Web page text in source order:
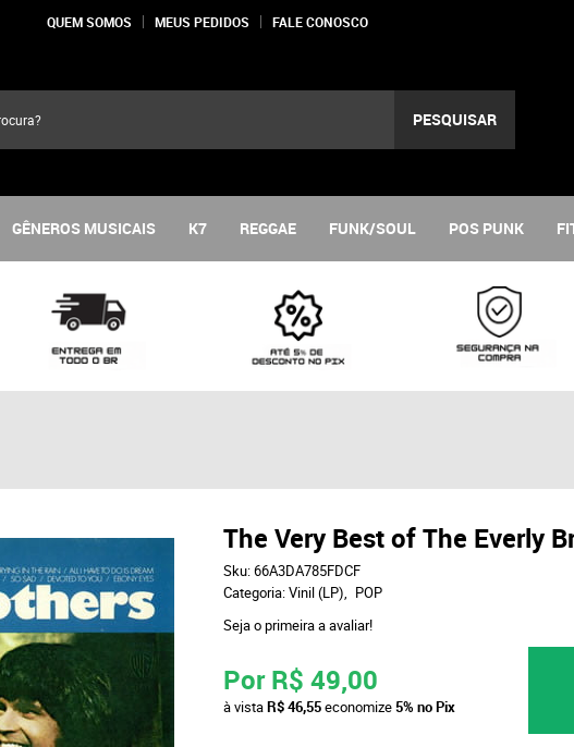
QUEM SOMOS MEUS PEDIDOS FALE CONOSCO
PESQUISAR
GÊNEROS MUSICAIS K7 REGGAE FUNK/SOUL POS PUNK
The Very Best of The Everly
Sku:66A3DA785FDCF
Categoria:Vinil (LP)
POP
Seja o primeira a avaliar!
Por R$ 49,00
à vistaR$ 46,55economize5% no Pix